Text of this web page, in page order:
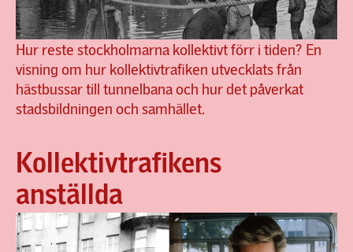
Hur reste stockholmarna kollektivt förr i tiden? En
visning om hur kollektivtrafiken utvecklats från
hästbussar till tunnelbana och hur det påverkat
stadsbildningen och samhället.
Kollektivtrafikens
anställda